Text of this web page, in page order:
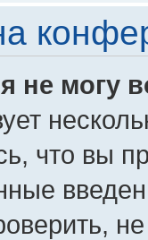
не могу
что вы